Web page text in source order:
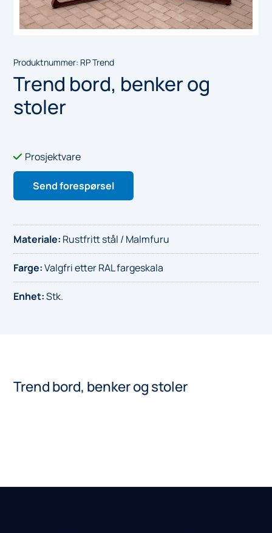
Produktnummer: RP Trend
Trend bord, benker og
stoler
 Prosjektvare
Send forespørsel
Materiale: Rustfritt stål / Malmfuru
Farge:Valgfri etter RAL fargeskala
Enhet:Stk.
Trend bord, benker og stoler